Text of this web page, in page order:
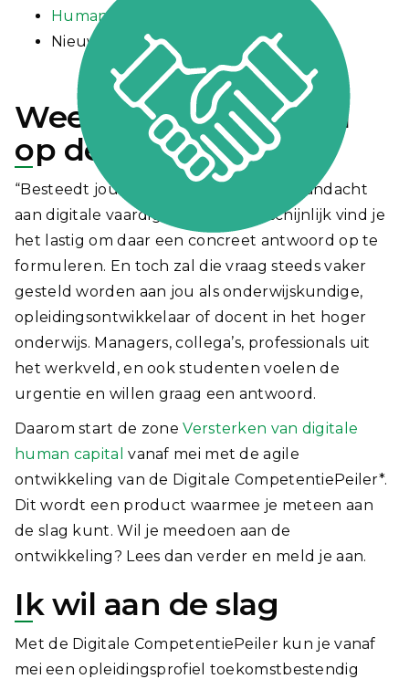
Human capital
Nieuws
Weet jij het antwoord
op deze vraag?
“Besteedt jouw opleiding voldoende aandacht
aan digitale vaardigheden?” Waarschijnlijk vind je
het lastig om daar een concreet antwoord op te
formuleren. En toch zal die vraag steeds vaker
gesteld worden aan jou als onderwijskundige,
opleidingsontwikkelaar of docent in het hoger
onderwijs. Managers, collega’s, professionals uit
het werkveld, en ook studenten voelen de
urgentie en willen graag een antwoord.
Daarom start de zoneVersterken van digitale
human capital vanaf mei met de agile
ontwikkeling van de Digitale CompetentiePeiler*.
Dit wordt een product waarmee je meteen aan
de slag kunt. Wil je meedoen aan de
ontwikkeling? Lees dan verder en meld je aan.
Ik wil aan de slag
Met de Digitale CompetentiePeiler kun je vanaf
mei een opleidingsprofiel toekomstbestendig